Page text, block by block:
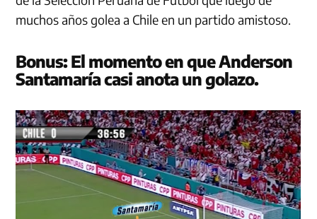
muchos años golea a Chile en un partido amistoso.
Bonus: El momento en que Anderson
Santamaría casi anota un golazo.